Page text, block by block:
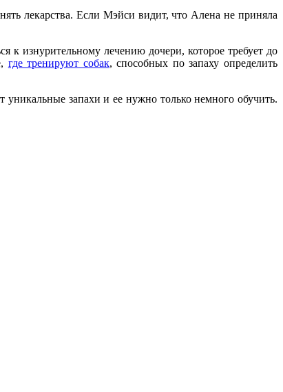
лекарства. Если Мэйси видит, что Алена не приняла
к изнурительному лечению дочери, которое требует до
где тренируют собак, способных по запаху определить
уникальные запахи и ее нужно только немного обучить.